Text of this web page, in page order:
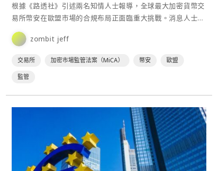
根據《路透社》引述兩名知情人士報導，全球最大加密貨幣交
易所幣安在歐盟市場的合規布局正面臨重大挑戰。消息人士透
露，幣安向希臘監管機構提出的《加密資產市場法規》
（MiC⋯zombit jeff
交易所 加密市場監管法案（MiCA） 幣安
歐盟
監管